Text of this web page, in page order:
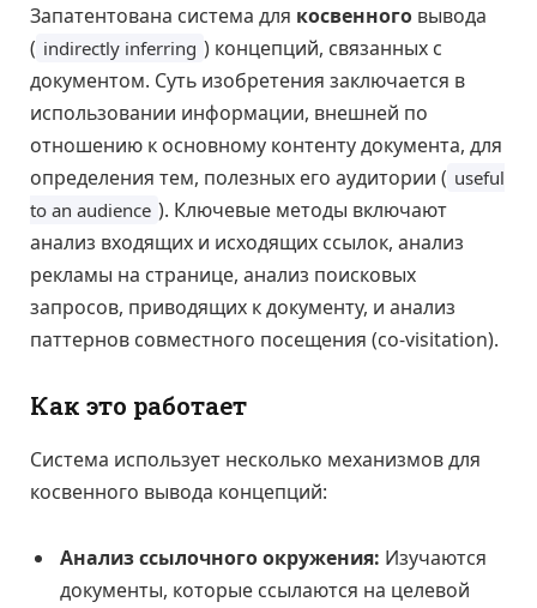
Запатентована система для косвенного вывода
( indirectly inferring ) концепций, связанных с
документом. Суть изобретения заключается в
использовании информации, внешней по
отношению к основному контенту документа, для
определения тем, полезных его аудитории ( useful
to an audience ). Ключевые методы включают
анализ входящих и исходящих ссылок, анализ
рекламы на странице, анализ поисковых
запросов, приводящих к документу, и анализ
паттернов совместного посещения (co-visitation).
Как это работает
Система использует несколько механизмов для
косвенного вывода концепций:
Анализ ссылочного окружения: Изучаются
документы, которые ссылаются на целевой